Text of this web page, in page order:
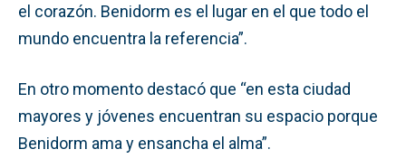
el corazón. Benidorm es el lugar en el que todo el
mundo encuentra la referencia”.
En otro momento destacó que “en esta ciudad
mayores y jóvenes encuentran su espacio porque
Benidorm ama y ensancha el alma”.